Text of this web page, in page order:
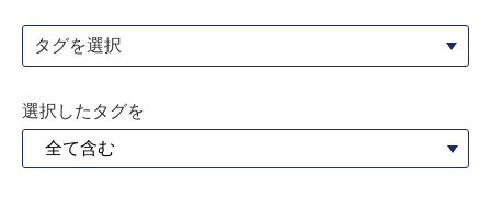
タグを選択
選択したタグを